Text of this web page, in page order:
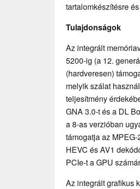
tartalomkészítésre
Tulajdonságok
Az integrált
5200-ig (a 12.
(hardveresen)
melyik szálat
teljesítmény
GNA 3.0-t és a DL
a 8-as verzióban
támogatja az
HEVC és AV1
PCIe-t a GPU
Az integrált grafikus